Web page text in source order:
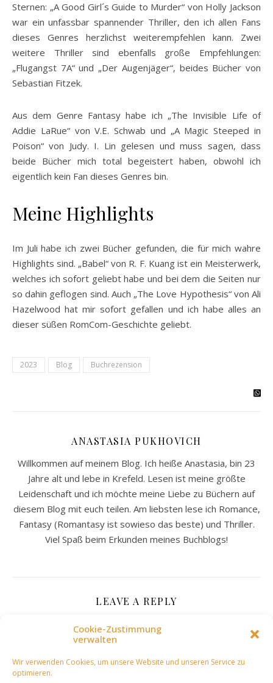
Cookie-Zustimmung
verwalten
Wir verwenden Cookies, um unsere Website und unseren Service zu
optimieren.
Sternen: „A Good Girl´s Guide to Murder“ von Holly Jackson
war ein unfassbar spannender Thriller, den ich allen Fans
dieses Genres herzlichst weiterempfehlen kann. Zwei
weitere Thriller sind ebenfalls große Empfehlungen:
„Flugangst 7A“ und „Der Augenjäger“, beides Bücher von
Sebastian Fitzek.
Aus dem Genre Fantasy habe ich „The Invisible Life of
Addie LaRue“ von V.E. Schwab und „A Magic Steeped in
Poison“ von Judy. I. Lin gelesen und muss sagen, dass
beide Bücher mich total begeistert haben, obwohl ich
eigentlich kein Fan dieses Genres bin.
Meine Highlights
Im Juli habe ich zwei Bücher gefunden, die für mich wahre
Highlights sind. „Babel“ von R. F. Kuang ist ein Meisterwerk,
welches ich sofort geliebt habe und bei dem die Seiten nur
so dahin geflogen sind. Auch „The Love Hypothesis“ von Ali
Hazelwood hat mir sofort gefallen und ich habe alles an
dieser süßen RomCom-Geschichte geliebt.
2023 Blog Buchrezension
ANASTASIA PUKHOVICH
Willkommen auf meinem Blog. Ich heiße Anastasia, bin 23
Jahre alt und lebe in Krefeld. Lesen ist meine größte
Leidenschaft und ich möchte meine Liebe zu Büchern auf
diesem Blog mit euch teilen. Am liebsten lese ich Romance,
Fantasy (Romantasy ist sowieso das beste) und Thriller.
Viel Spaß beim Erkunden meines Buchblogs!
LEAVE A REPLY
Deine E-Mail-Adresse wird nicht veröffentlicht.
Erforderliche Felder sind mit *markiert